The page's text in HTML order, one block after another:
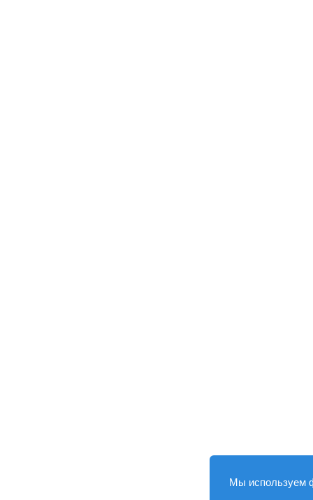
Мы используем